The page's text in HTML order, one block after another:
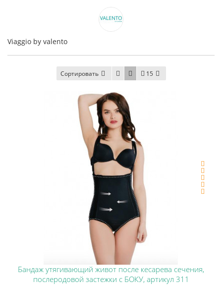
Viaggio by valento
Сортировать 15
Бандаж утягивающий живот после кесарева сечения,
послеродовой застежки с БОКУ, артикул 311